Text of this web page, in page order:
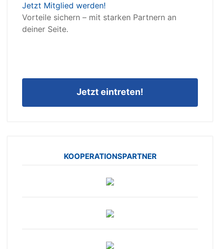
Jetzt Mitglied werden!
Vorteile sichern – mit starken Partnern an
deiner Seite.
Jetzt eintreten!
KOOPERATIONSPARTNER